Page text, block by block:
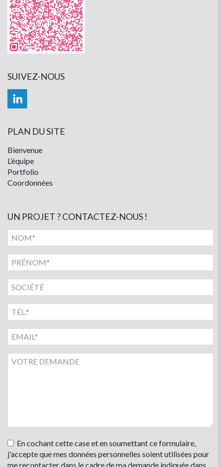
SUIVEZ-NOUS
PLAN DU SITE
Bienvenue
L’équipe
Portfolio
Coordonnées
UN PROJET ? CONTACTEZ-NOUS !
En cochant cette case et en soumettant ce formulaire,
j'accepte que mes données personnelles soient utilisées pour
me recontacter dans le cadre de ma demande indiquée dans